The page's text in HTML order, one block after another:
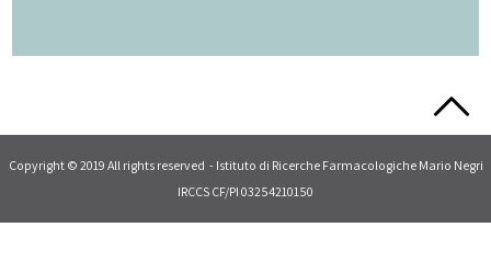
Copyright © 2019 All rights reserved - Istituto di Ricerche Farmacologiche Mario Negri
IRCCS CF/PI 03254210150